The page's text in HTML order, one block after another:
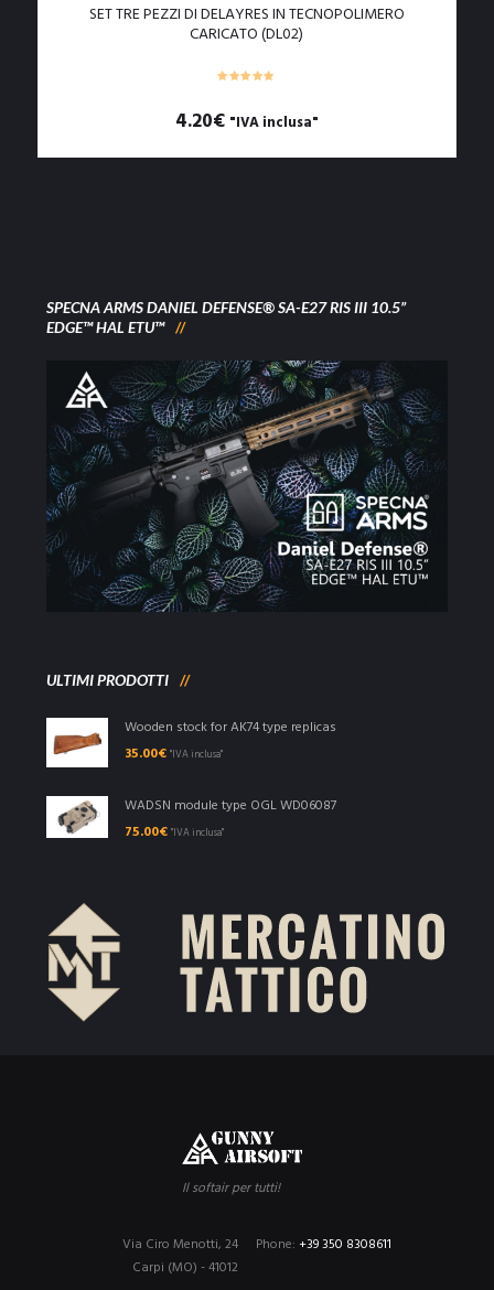
SET TRE PEZZI DI DELAYRES IN TECNOPOLIMERO
CARICATO (DL02)
4.20€ "IVA inclusa"
SPECNA ARMS DANIEL DEFENSE® SA-E27 RIS III 10.5”
EDGE™ HAL ETU™
ULTIMI PRODOTTI
Wooden stock for AK74 type replicas
35.00€ "IVA inclusa"
WADSN module type OGL WD06087
75.00€ "IVA inclusa"
Il softair per tutti!
Phone: +39 350 8308611
Via Ciro Menotti, 24
Carpi (MO) - 41012